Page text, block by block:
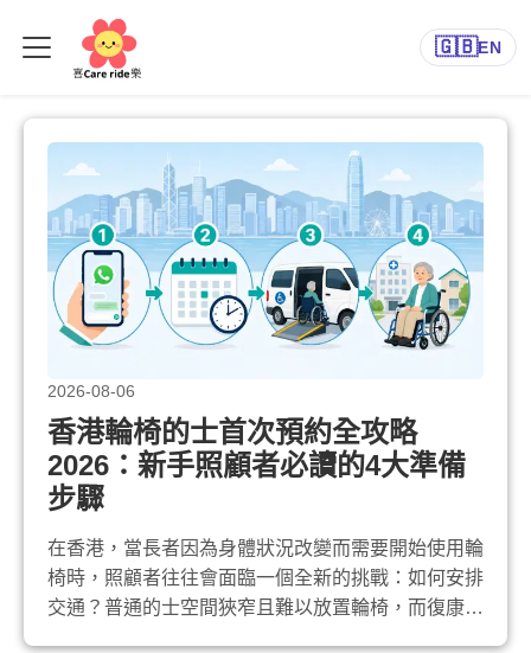
🇬🇧EN
部落格
2026-08-06
香港輪椅的士首次預約全攻略
2026：新手照顧者必讀的4大準備
步驟
在香港，當長者因為身體狀況改變而需要開始使用輪
椅時，照顧者往往會面臨一個全新的挑戰：如何安排
交通？普通的士空間狹窄且難以放置輪椅，而復康巴